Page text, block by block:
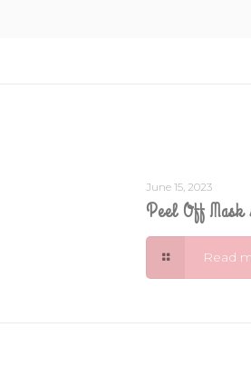
June 15, 2023
Peel Off
Read